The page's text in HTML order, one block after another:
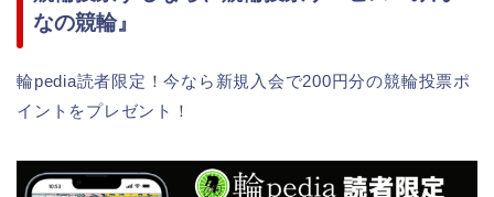
なの競輪』
輪pedia読者限定！今なら新規入会で200円分の競輪投票ポ
イントをプレゼント！